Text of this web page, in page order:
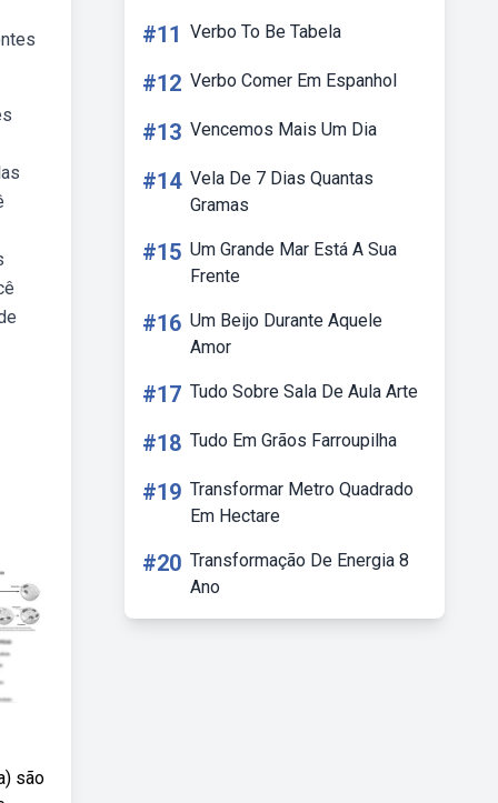
são
#11 Verbo To Be Tabela
#12 Verbo Comer Em Espanhol
#13 Vencemos Mais Um Dia
#14 Vela De 7 Dias Quantas
Gramas
#15 Um Grande Mar Está A Sua
Frente
#16 Um Beijo Durante Aquele
Amor
#17 Tudo Sobre Sala De Aula Arte
#18 Tudo Em Grãos Farroupilha
#19 Transformar Metro Quadrado
Em Hectare
#20 Transformação De Energia 8
Ano